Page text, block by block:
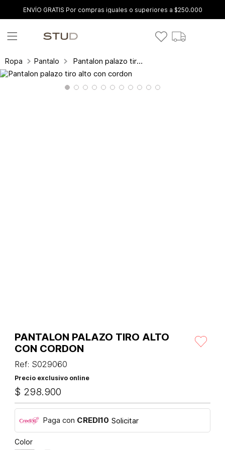
ENVÍO GRATIS Por compras iguales o superiores a $250.000
Ropa Pantalones y leggings Pantalon palazo tiro alto con cordon
PANTALON PALAZO TIRO ALTO
CON CORDON
Ref: S029060
Precio exclusivo online
$ 298.900
Paga con CREDI10 Solicitar
Color